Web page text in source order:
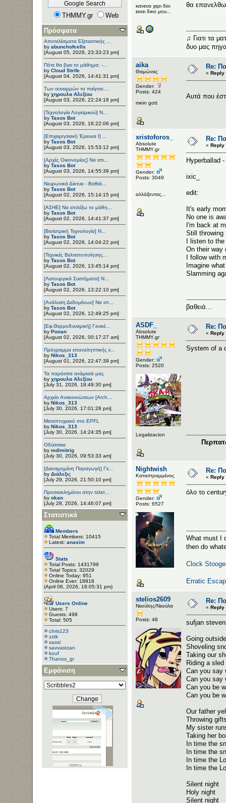
THMMY.gr
Web
Πρόσφατα
Αποτελέσματα Εξεταστικής ...
by abunchofcells
[August 05, 2026, 23:33:23 pm]
Πότε θα βγει το μάθημα; -...
by Cloud Strife
[August 04, 2026, 14:41:31 pm]
Των συνειρμών το παίγνιο....
by χηρουλα Αλεξίου
[August 03, 2026, 22:24:18 pm]
[Τεχνολογία Λογισμικού] Ν...
by Tasos Bot
[August 03, 2026, 16:22:06 pm]
[Επιχειρησιακή Έρευνα Ι] ...
by Tasos Bot
[August 03, 2026, 15:53:12 pm]
[Αρχές Οικονομίας] Να επι...
by Tasos Bot
[August 03, 2026, 14:55:39 pm]
Νευρωνικά Δίκτυα - Βαθιά...
by Tasos Bot
[August 02, 2026, 15:14:15 pm]
[ΑΣΗΕ] Να επιλέξω το μάθη...
by Tasos Bot
[August 02, 2026, 14:41:37 pm]
[Βιοϊατρική Τεχνολογία] Ν...
by Tasos Bot
[August 02, 2026, 14:04:22 pm]
[Τεχνικές Βελτιστοποίησης...
by Tasos Bot
[August 02, 2026, 13:45:14 pm]
[Λειτουργικά Συστήματα] Ν...
by Tasos Bot
[August 02, 2026, 13:22:10 pm]
[Ανάλυση Δεδομένων] Να επ...
by Tasos Bot
[August 02, 2026, 12:49:25 pm]
[Εφ.Θερμοδυναμική] Γενικέ...
by Ponan
[August 02, 2026, 00:17:27 am]
Πρόγραμμα επαναληπτικής ε...
by Nikos_313
[August 01, 2026, 22:47:39 pm]
Τα παράσιτα ανάμεσά μας
by χηρουλα Αλεξίου
[July 31, 2026, 18:49:30 pm]
Αρχείο Ανακοινώσεων [Arch...
by Nikos_313
[July 30, 2026, 17:01:28 pm]
Μεταπτυχιακό στο EPFL
by Nikos_313
[July 30, 2026, 14:24:35 pm]
Οδύσσεια
by mdimitrig
[July 30, 2026, 09:53:33 am]
[Διανεμημένη Παραγωγή] Γε...
by Διάλεξις
[July 29, 2026, 21:50:10 pm]
Προσκεκλημένοι στην τελετ...
by okan
[July 28, 2026, 14:46:07 pm]
Στατιστικά
Members
Total Members: 10415
Latest: anasim
Stats
Total Posts: 1431799
Total Topics: 32029
Online Today: 951
Online Ever: 18918
(April 06, 2026, 16:05:31 pm)
Users Online
Users: 7
Guests: 498
Total: 505
chris123
zztk
sassi
savvastzan
kouf
Thanos_gr
Εμφάνιση
κανενα χερι δεν
ειναι δικο μου...
θα
♫ Γιατι τα
δυο μας
aika
Θαμώνας
Gender:
Posts: 424
mein gott
Re:
« Reply
Αυτά που
xristoforos_
Αbsolute
ΤΗΜΜΥ.gr
Gender:
Posts: 3049
αλλάζοντας...
Re:
« Reply
Hyperballad
ixic_
edit:
It's early
No one is
I'm back at
Still throwing
I listen to
On their way
I follow with
Imagine
Slamming
βαθειά...
ASDF_
Αbsolute
ΤΗΜΜΥ.gr
Gender:
Posts: 2520
Legalizacion
Re:
« Reply
System of a
Nightwish
Καταστραμμένος
Gender:
Posts: 6527
Re:
« Reply
όλο το
What must I
then do
Clock
Erratic
stelios2609
Νεούλης/Νεούλα
Posts: 48
Re:
« Reply
sufjan
Going outside
Shoveling
Taking our
Riding a
Can you say
Can you say
Can you be
Can you be
Our father
Throwing
My sister
Taking her
In time the
In time the
In time the
In time the
Silent night
Holy night
Silent night